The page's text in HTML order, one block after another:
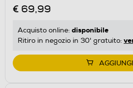
€ 69,99
Acquisto online: disponibile
Ritiro in negozio in 30' gratuito:
AGGIUNGI